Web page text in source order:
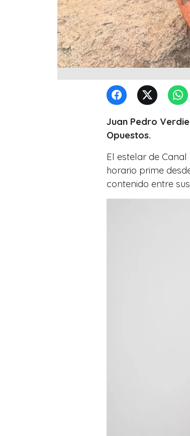
Juan Pedro
Opuestos.
El estelar de Canal
horario prime
contenido entre